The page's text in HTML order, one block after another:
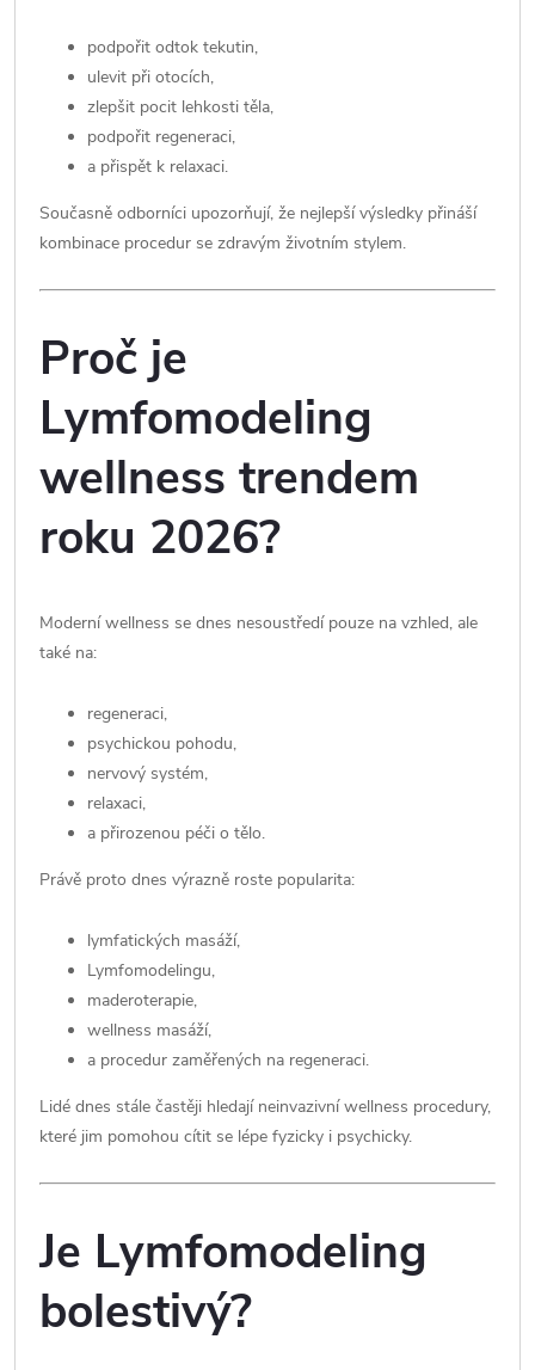
podpořit odtok tekutin,
ulevit při otocích,
zlepšit pocit lehkosti těla,
podpořit regeneraci,
a přispět k relaxaci.
Současně odborníci upozorňují, že nejlepší výsledky přináší
kombinace procedur se zdravým životním stylem.
Proč je
Lymfomodeling
wellness trendem
roku 2026?
Moderní wellness se dnes nesoustředí pouze na vzhled, ale
také na:
regeneraci,
psychickou pohodu,
nervový systém,
relaxaci,
a přirozenou péči o tělo.
Právě proto dnes výrazně roste popularita:
lymfatických masáží,
Lymfomodelingu,
maderoterapie,
wellness masáží,
a procedur zaměřených na regeneraci.
Lidé dnes stále častěji hledají neinvazivní wellness procedury,
které jim pomohou cítit se lépe fyzicky i psychicky.
Je Lymfomodeling
bolestivý?